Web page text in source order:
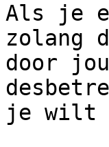
Als je
zolang
door
je wilt